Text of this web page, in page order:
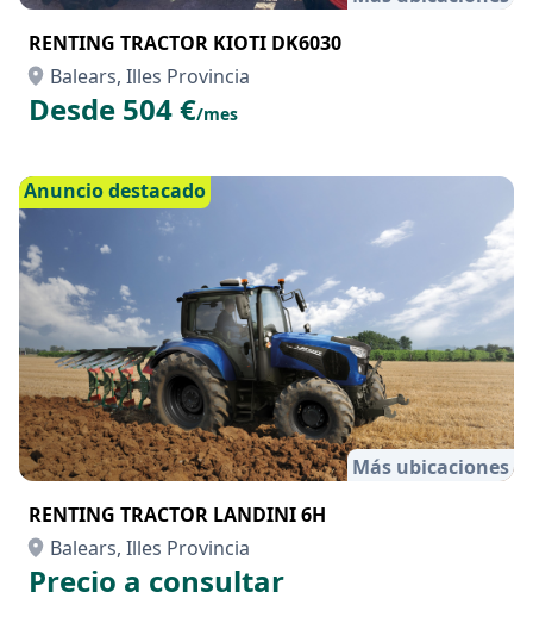
RENTING TRACTOR KIOTI DK6030
Balears, Illes Provincia
Desde 504 €/mes
Anuncio destacado
Más ubicaciones
RENTING TRACTOR LANDINI 6H
Balears, Illes Provincia
Precio a consultar